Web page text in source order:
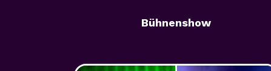
Bühnenshow